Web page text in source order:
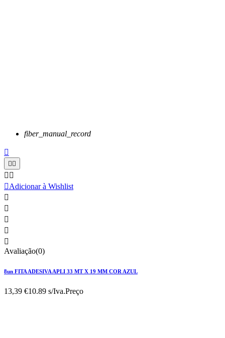
fiber_manual_record

 
 
Adicionar à Wishlist





Avaliação(0)
8un FITA ADESIVA APLI 33 MT X 19 MM COR AZUL
13,39 €10.89 s/Iva.Preço